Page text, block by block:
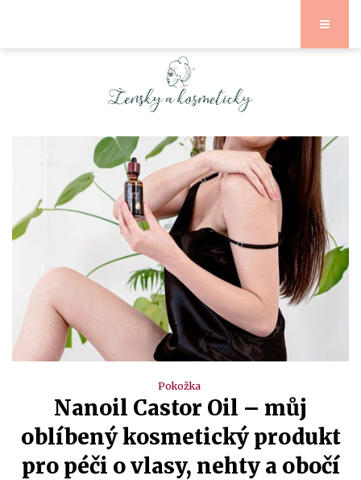
Pokožka
Nanoil Castor Oil – můj
oblíbený kosmetický produkt
pro péči o vlasy, nehty a obočí